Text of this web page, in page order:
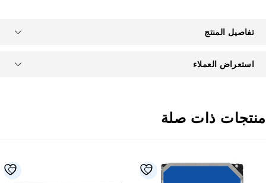
تفاصيل المنتج
استعراض العملاء
ذات صلة